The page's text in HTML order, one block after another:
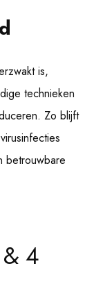
is,
technieken
Zo blijft
betrouwbare
4